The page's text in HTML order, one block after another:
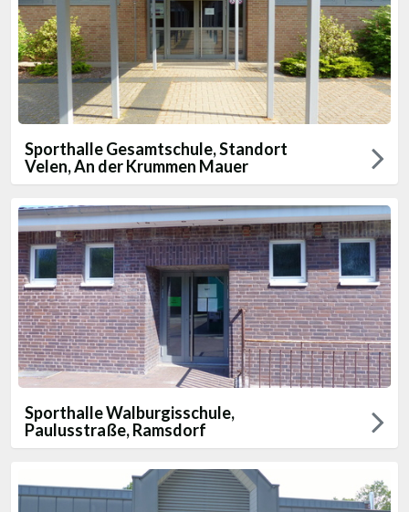
Sporthalle Gesamtschule, Standort
Velen, An der Krummen Mauer
Sporthalle Walburgisschule,
Paulusstraße, Ramsdorf